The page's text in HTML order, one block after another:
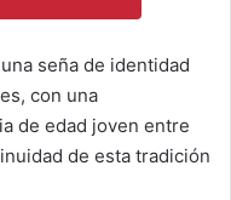
seña de identidad
con una
de edad joven entre
de esta tradición